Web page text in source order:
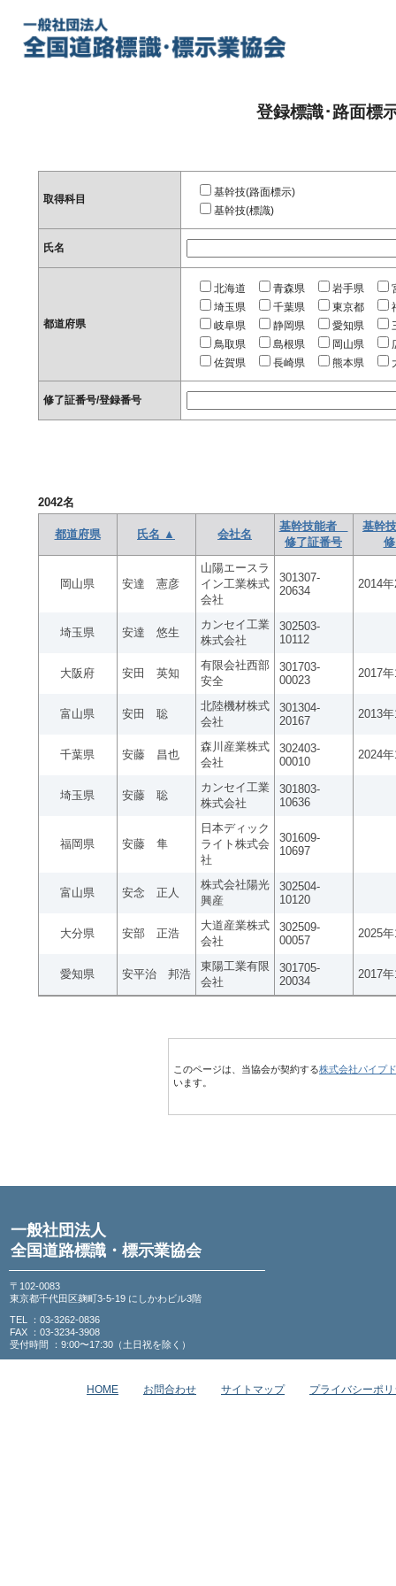
登録標識･路面標
取得科目
基幹技(路面標示)
基幹技(標識)
氏名
都道府県
北海道 青森県 岩手県
埼玉県
千葉県 東京都
岐阜県
静岡県 愛知県
鳥取県
島根県 岡山県
佐賀県
長崎県 熊本県
修了証番号/登録番号
2042名
都道府県 氏名 ▲ 会社名
基幹技能者
修了証番号
基幹
岡山県 安達 憲彦
山陽エースラ
イン工業株式
会社
301307-
20634
2014
埼玉県 安達 悠生
カンセイ工業
株式会社
302503-
10112
大阪府 安田 英知
有限会社西部
安全
301703-
00023
2017
富山県 安田 聡
北陸機材株式
会社
301304-
20167
2013
千葉県 安藤 昌也
森川産業株式
会社
302403-
00010
2024
埼玉県 安藤 聡
カンセイ工業
株式会社
301803-
10636
福岡県 安藤 隼
日本ディック
ライト株式会
社
301609-
10697
富山県 安念 正人
株式会社陽光
興産
302504-
10120
大分県 安部 正浩
大道産業株式
会社
302509-
00057
2025
愛知県 安平治 邦浩
東陽工業有限
会社
301705-
20034
2017
このページは、当協会が契約する株式会社パイプ
います。
一般社団法人
全国道路標識・標示業協会
〒102-0083
東京都千代田区麹町3-5-19 にしかわビル3階
TEL ：03-3262-0836
FAX ：03-3234-3908
受付時間 ：9:00〜17:30（土日祝を除く）
HOME お問合わせ サイトマップ プライバシーポ